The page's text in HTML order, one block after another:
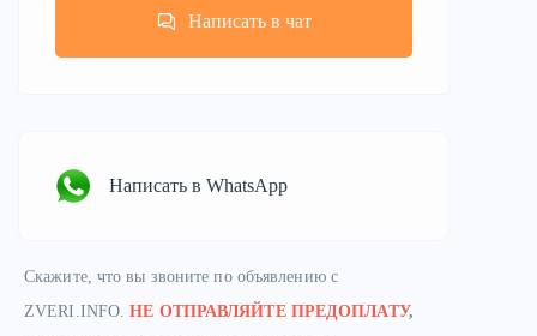
Написать в чат
Написать в WhatsApp
Скажите, что вы звоните по объявлению с
ZVERI.INFO.НЕ ОТПРАВЛЯЙТЕ ПРЕДОПЛАТУ,